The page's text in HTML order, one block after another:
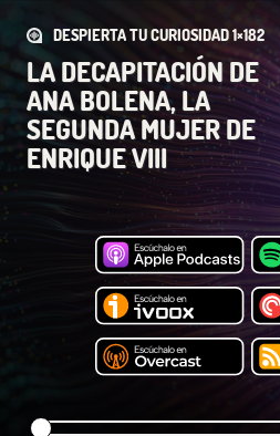
DESPIERTA TU CURIOSIDAD 1×182
LA DECAPITACIÓN DE
ANA BOLENA, LA
SEGUNDA MUJER DE
ENRIQUE VIII